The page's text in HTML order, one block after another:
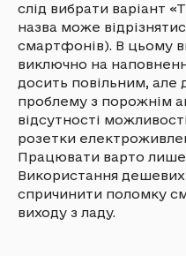
слід вибрати варіант
назва може
смартфонів). В цьому
виключно на
досить повільним, але
проблему з порожнім
відсутності
розетки
Працювати варто
Використання
спричинити поломку
виходу з ладу.